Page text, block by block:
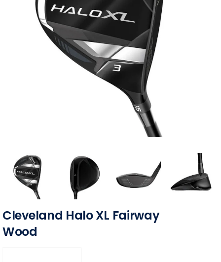
Cleveland Halo XL Fairway
Wood